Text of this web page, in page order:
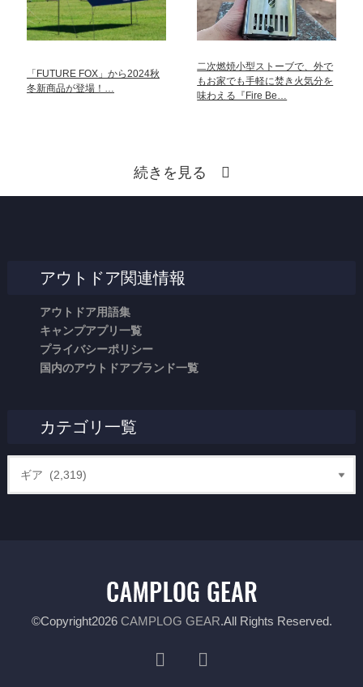
「FUTURE FOX」から2024秋
冬新商品が登場！…
二次燃焼小型ストーブで、外で
もお家でも手軽に焚き火気分を
味わえる『Fire Be…
続きを見る
アウトドア関連情報
アウトドア用語集
キャンプアプリ一覧
プライバシーポリシー
国内のアウトドアブランド一覧
カテゴリ一覧
©Copyright2026 CAMPLOG GEAR.All Rights Reserved.